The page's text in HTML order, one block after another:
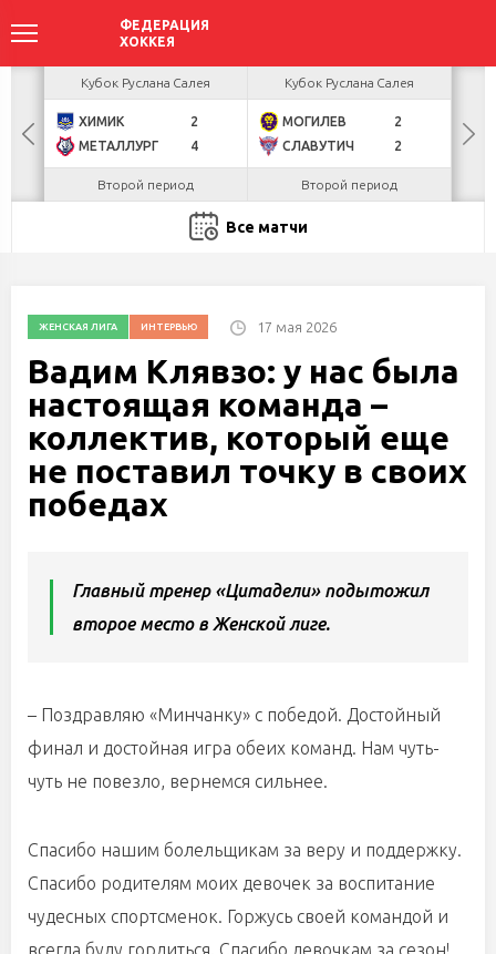
БУЛ
Кубок Руслана Салея
ХИМИК
2
МЕТАЛЛУРГ
4
Второй период
Кубок Руслана Салея
МОГИЛЕВ
2
СЛАВУТИЧ
2
Второй период
Все матчи
ЖЕНСКАЯ ЛИГА ИНТЕРВЬЮ 17 мая 2026
Вадим Клявзо: у нас была
настоящая команда –
коллектив, который еще
не поставил точку в своих
победах
Главный тренер «Цитадели» подытожил
второе место в Женской лиге.
– Поздравляю «Минчанку» с победой. Достойный
финал и достойная игра обеих команд. Нам чуть-
чуть не повезло, вернемся сильнее.
Спасибо нашим болельщикам за веру и поддержку.
Спасибо родителям моих девочек за воспитание
чудесных спортсменок. Горжусь своей командой и
всегда буду гордиться. Спасибо девочкам за сезон!